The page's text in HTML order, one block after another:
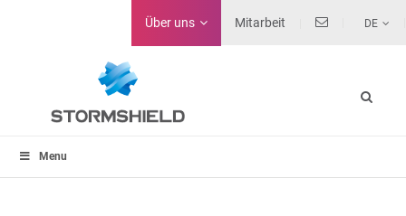
Über uns Mitarbeit DE
Menu